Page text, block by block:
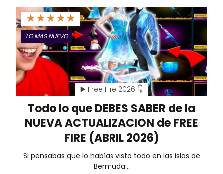
★★★★★
LO MAS NUEVO
▶️ Free Fire 2026 👇
Todo lo que DEBES SABER de la
NUEVA ACTUALIZACION de FREE
FIRE (ABRIL 2026)
Si pensabas que lo habías visto todo en las islas de
Bermuda…